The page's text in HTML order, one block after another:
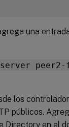
una
server
los
públicos.
Directory en el